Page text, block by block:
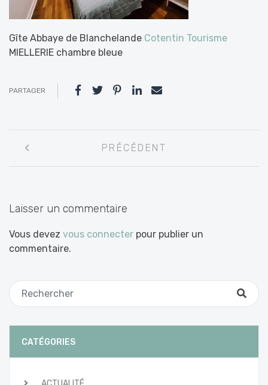
Gîte Abbaye de Blanchelande Cotentin Tourisme
MIELLERIE chambre bleue
PARTAGER
entre
PRÉCÉDENT
Laisser un commentaire
Vous devez vous connecter pour publier un
commentaire.
CATÉGORIES